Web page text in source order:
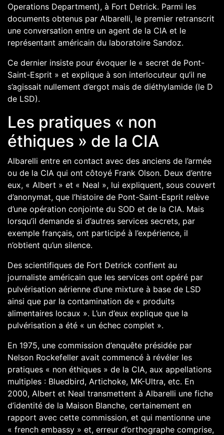
Operations Department), à Fort Detrick. Parmi les
documents obtenus par Albarelli, le premier retranscrit
une conversation entre un agent de la CIA et le
représentant américain du laboratoire Sandoz.
Ce dernier insiste pour évoquer le « secret de Pont-
Saint-Esprit » et explique à son interlocuteur qu’il ne
s’agissait nullement d’ergot mais de diéthylamide (le D
de LSD).
Les pratiques « non
éthiques » de la CIA
Albarelli entre en contact avec des anciens de l’armée
ou de la CIA qui ont côtoyé Frank Olson. Deux d’entre
eux, « Albert » et « Neal », lui expliquent, sous couvert
d’anonymat, que l’histoire de Pont-Saint-Esprit relève
d’une opération conjointe du SOD et de la CIA. Mais
lorsqu’il demande si d’autres services secrets, par
exemple français, ont participé à l’expérience, il
n’obtient qu’un silence.
Des scientifiques de Fort Detrick confient au
journaliste américain que les services ont opéré par
pulvérisation aérienne d’une mixture à base de LSD
ainsi que par la contamination de « produits
alimentaires locaux ». L’un d’eux explique que la
pulvérisation a été « un échec complet ».
En 1975, une commission d’enquête présidée par
Nelson Rockefeller avait commencé à révéler les
pratiques « non éthiques » de la CIA, aux appellations
multiples : Bluedbird, Artichoke, MK-Ultra, etc. En
2000, Albert et Neal transmettent à Albarelli une fiche
d’identité de la Maison Blanche, certainement en
rapport avec cette commission, et qui mentionne une
« french embassy » et, erreur d’orthographe comprise,